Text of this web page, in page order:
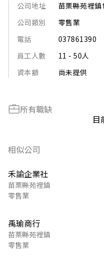
公司地址
苗栗縣苑裡
公司類別
零售業
電話
037861390
員工人數
11 - 50人
資本額
尚未提供
所有職缺
目
相似公司
禾諭企業社
苗栗縣苑裡鎮
零售業
禹瑜商行
苗栗縣苑裡鎮
零售業